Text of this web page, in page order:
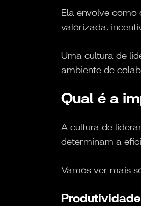
Ela envolve como
valorizada,
Uma cultura de
ambiente de
Qual é a
A cultura de
determinam a
Vamos ver mais
Produtividade